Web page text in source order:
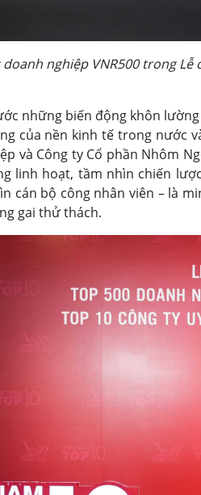
nghiệp VNR500 trong
những biến động khôn
của nền kinh tế trong nước
và Công ty Cổ phần Nhôm
linh hoạt, tầm nhìn chiến
cán bộ công nhân viên – là
gai thử thách.